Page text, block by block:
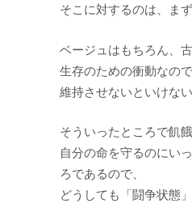
そこに対するのは、ま
ベージュはもちろん、
生存のための衝動なの
維持させないといけない
そういったところで飢
自分の命を守るのにい
ろであるので、
どうしても「闘争状態